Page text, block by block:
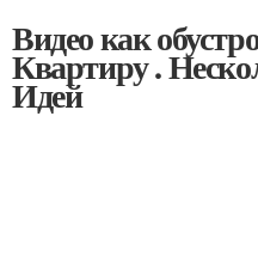
Видео как
Квартиру .
Идей